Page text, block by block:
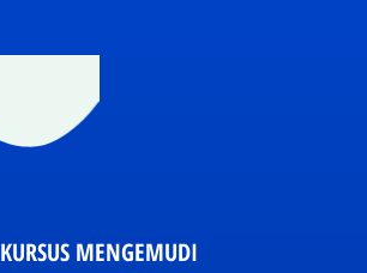
KURSUS MENGEMUDI